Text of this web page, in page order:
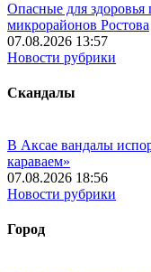
Опасные для
микрорайонов Ростова
07.08.2026 13:57
Новости рубрики
Скандалы
В Аксае вандалы
караваем»
07.08.2026 18:56
Новости рубрики
Город